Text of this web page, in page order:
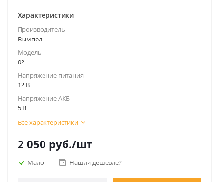
Характеристики
Производитель
Вымпел
Модель
02
Напряжение питания
12 В
Напряжение АКБ
5 В
Все характеристики
2 050 руб./шт
Мало Нашли дешевле?